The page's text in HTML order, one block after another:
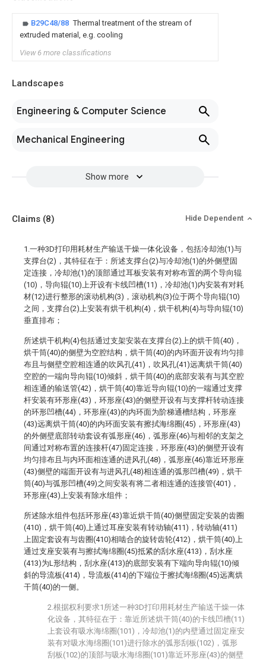
B29C48/88 Thermal treatment of the stream of
extruded material, e.g. cooling
View 6 more classifications
Landscapes
Engineering & Computer Science
Mechanical Engineering
Show more
Claims (8) Hide Dependent
1.一种3D打印用耗材生产输送干燥一体化设备，包括冷却池(1)与
支撑台(2)，其特征在于：所述支撑台(2)与冷却池(1)的外侧壁固
定连接，冷却池(1)的顶部通过耳板安装有对称布置的两个导向辊
(10)，导向辊(10)上开设有卡线凹槽(11)，冷却池(1)内安装有对耗
材(12)进行整形的滚动机构(3)，滚动机构(3)位于两个导向辊(10)
之间，支撑台(2)上安装有烘干机构(4)，烘干机构(4)与导向辊(10)
垂直排布；
所述烘干机构(4)包括通过支架安装在支撑台(2)上的烘干筒(40)，
烘干筒(40)的侧壁为空腔结构，烘干筒(40)的内环面开设有均匀排
布且与侧壁空腔相连通的吹风孔(41)，吹风孔(41)远离烘干筒(40)
空腔的一端向导向辊(10)倾斜，烘干筒(40)的底部安装有与其空腔
相连通的输送管(42)，烘干筒(40)靠近导向辊(10)的一端通过支撑
杆安装有环形座(43)，环形座(43)的侧壁开设有与支撑杆转动连接
的环形凹槽(44)，环形座(43)的内环面为阶梯通槽结构，环形座
(43)远离烘干筒(40)的内环面安装有擦拭海绵圈(45)，环形座(43)
的外侧壁底部转动套设有弧形座(46)，弧形座(46)与相邻的支架之
间通过对称布置的连接杆(47)固定连接，环形座(43)的侧壁开设有
均匀排布且与内环面相连通的进风孔(48)，弧形座(46)靠近环形座
(43)侧壁的端面开设有与进风孔(48)相连通的弧形凹槽(49)，烘干
筒(40)与弧形凹槽(49)之间安装有将二者相连通的连接管(401)，
环形座(43)上安装有除水组件；
所述除水组件包括环形座(43)靠近烘干筒(40)侧壁固定安装的齿圈
(410)，烘干筒(40)上通过耳座安装有转动轴(411)，转动轴(411)
上固定套设有与齿圈(410)相啮合的旋转齿轮(412)，烘干筒(40)上
通过支座安装有与擦拭海绵圈(45)抵紧的刮水座(413)，刮水座
(413)为L形结构，刮水座(413)的底部安装有下端向导向辊(10)倾
斜的导流板(414)，导流板(414)的下端位于擦拭海绵圈(45)远离烘
干筒(40)的一侧。
2.根据权利要求1所述一种3D打印用耗材生产输送干燥一体
化设备，其特征在于：靠近所述烘干筒(40)的卡线凹槽(11)
上套设有吸水海绵圈(101)，冷却池(1)的内壁通过固定座安
装有对吸水海绵圈(101)进行除水的弧形刮板(102)，弧形
刮板(102)的顶部与吸水海绵圈(101)靠近环形座(43)的侧壁